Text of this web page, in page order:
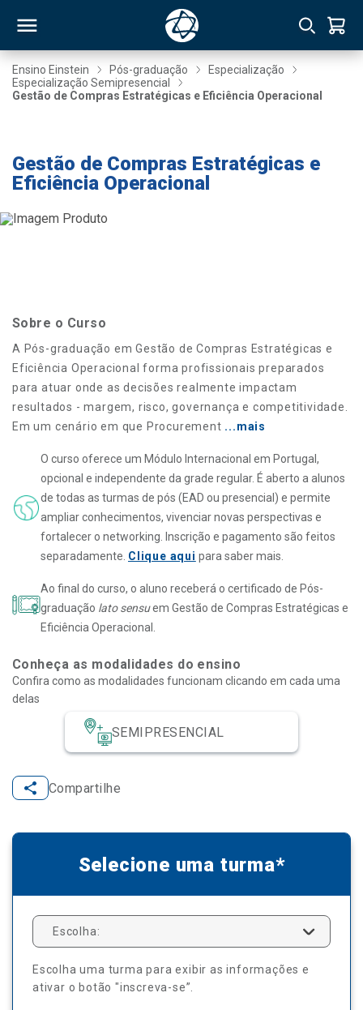
Ensino Einstein Pós-graduação
Especialização
Especialização Semipresencial
Gestão de Compras Estratégicas e Eficiência Operacional
Gestão de Compras Estratégicas e
Eficiência Operacional
Sobre o Curso
A Pós-graduação em Gestão de Compras Estratégicas e
Eficiência Operacional forma profissionais preparados
para atuar onde as decisões realmente impactam
resultados - margem, risco, governança e competitividade.
Em um cenário em que Procurement ...mais
O curso oferece um Módulo Internacional em Portugal,
opcional e independente da grade regular. É aberto a alunos
de todas as turmas de pós (EAD ou presencial) e permite
ampliar conhecimentos, vivenciar novas perspectivas e
fortalecer o networking. Inscrição e pagamento são feitos
separadamente. Clique aqui para saber mais.
Ao final do curso, o aluno receberá o certificado de Pós-
graduação lato sensuem Gestão de Compras Estratégicas e
Eficiência Operacional.
Conheça as modalidades do ensino
SEMIPRESENCIAL
Confira como as modalidades funcionam clicando em cada uma
delas
Compartilhe
Selecione uma turma*
Escolha:
Escolha uma turma para exibir as informações e
ativar o botão "inscreva-se”.